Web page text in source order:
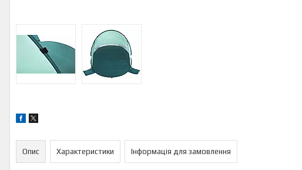
Опис Характеристики Інформація для замовлення